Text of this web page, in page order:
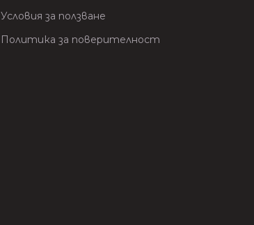
Условия за ползване
Политика за поверителност